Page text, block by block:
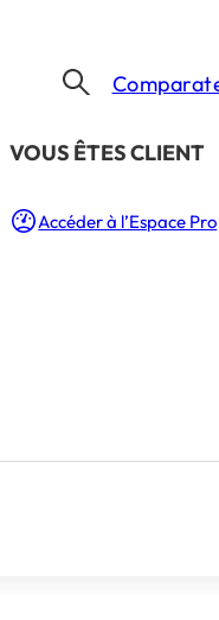
​VOUS ÊTES CLIENT
Accéder à l’Espace Pro